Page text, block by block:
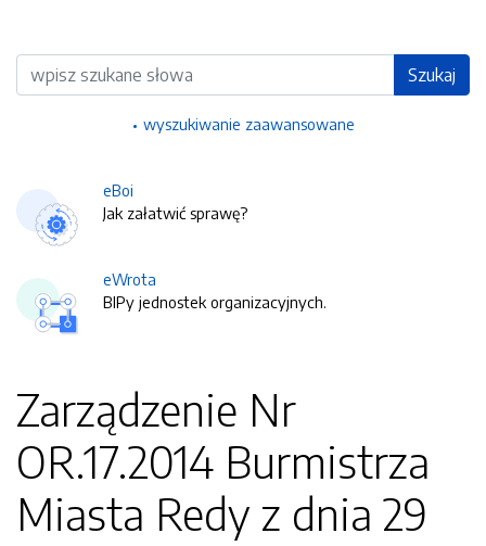
Wyszukiwarka Szukaj
wyszukiwanie zaawansowane
eBoi
Jak załatwić sprawę?
eWrota
BIPy jednostek organizacyjnych.
Zarządzenie Nr
OR.17.2014 Burmistrza
Miasta Redy z dnia 29